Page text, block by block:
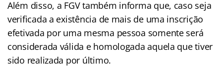
Além disso, a FGV também informa que, caso seja
verificada a existência de mais de uma inscrição
efetivada por uma mesma pessoa somente será
considerada válida e homologada aquela que tiver
sido realizada por último.